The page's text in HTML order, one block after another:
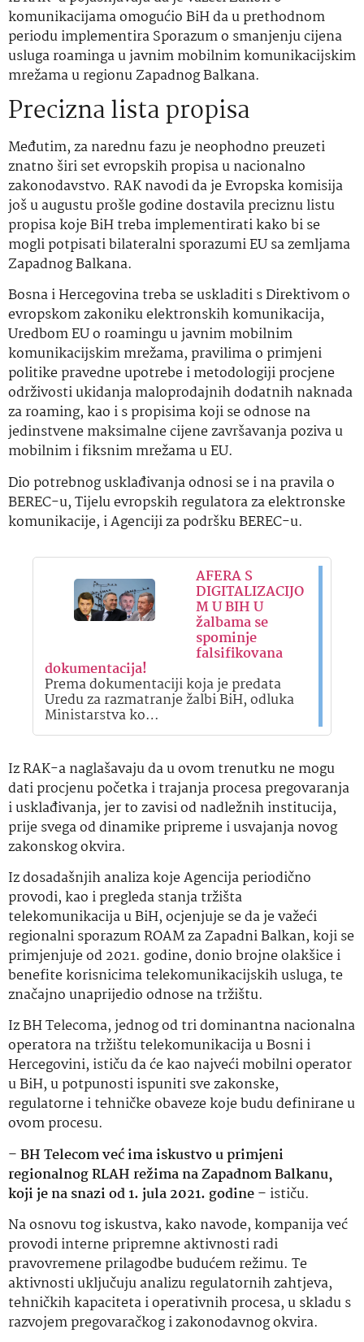
komunikacijama omogućio BiH da u prethodnom
periodu implementira Sporazum o smanjenju cijena
usluga roaminga u javnim mobilnim komunikacijskim
mrežama u regionu Zapadnog Balkana.
Precizna lista propisa
Međutim, za narednu fazu je neophodno preuzeti
znatno širi set evropskih propisa u nacionalno
zakonodavstvo. RAK navodi da je Evropska komisija
još u augustu prošle godine dostavila preciznu listu
propisa koje BiH treba implementirati kako bi se
mogli potpisati bilateralni sporazumi EU sa zemljama
Zapadnog Balkana.
Bosna i Hercegovina treba se uskladiti s Direktivom o
evropskom zakoniku elektronskih komunikacija,
Uredbom EU o roamingu u javnim mobilnim
komunikacijskim mrežama, pravilima o primjeni
politike pravedne upotrebe i metodologiji procjene
održivosti ukidanja maloprodajnih dodatnih naknada
za roaming, kao i s propisima koji se odnose na
jedinstvene maksimalne cijene završavanja poziva u
mobilnim i fiksnim mrežama u EU.
Dio potrebnog usklađivanja odnosi se i na pravila o
BEREC-u, Tijelu evropskih regulatora za elektronske
komunikacije, i Agenciji za podršku BEREC-u.
AFERA S
DIGITALIZACIJO
M U BIH U
žalbama se
spominje
falsifikovana
dokumentacija!
Prema dokumentaciji koja je predata
Uredu za razmatranje žalbi BiH, odluka
Ministarstva ko…
Iz RAK-a naglašavaju da u ovom trenutku ne mogu
dati procjenu početka i trajanja procesa pregovaranja
i usklađivanja, jer to zavisi od nadležnih institucija,
prije svega od dinamike pripreme i usvajanja novog
zakonskog okvira.
Iz dosadašnjih analiza koje Agencija periodično
provodi, kao i pregleda stanja tržišta
telekomunikacija u BiH, ocjenjuje se da je važeći
regionalni sporazum ROAM za Zapadni Balkan, koji se
primjenjuje od 2021. godine, donio brojne olakšice i
benefite korisnicima telekomunikacijskih usluga, te
značajno unaprijedio odnose na tržištu.
Iz BH Telecoma, jednog od tri dominantna nacionalna
operatora na tržištu telekomunikacija u Bosni i
Hercegovini, ističu da će kao najveći mobilni operator
u BiH, u potpunosti ispuniti sve zakonske,
regulatorne i tehničke obaveze koje budu definirane u
ovom procesu.
–BH Telecom već ima iskustvo u primjeni
regionalnog RLAH režima na Zapadnom Balkanu,
koji je na snazi od 1. jula 2021. godine– ističu.
Na osnovu tog iskustva, kako navode, kompanija već
provodi interne pripremne aktivnosti radi
pravovremene prilagodbe budućem režimu. Te
aktivnosti uključuju analizu regulatornih zahtjeva,
tehničkih kapaciteta i operativnih procesa, u skladu s
razvojem pregovaračkog i zakonodavnog okvira.